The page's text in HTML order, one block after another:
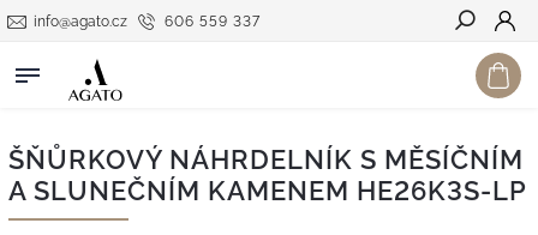
606 559 337
info@agato.cz
Hledat
ŠŇŮRKOVÝ NÁHRDELNÍK S MĚSÍČNÍM
A SLUNEČNÍM KAMENEM HE26K3S-LP